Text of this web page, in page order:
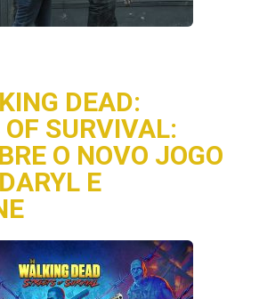
DEAD:
SURVIVAL:
O NOVO JOGO
E